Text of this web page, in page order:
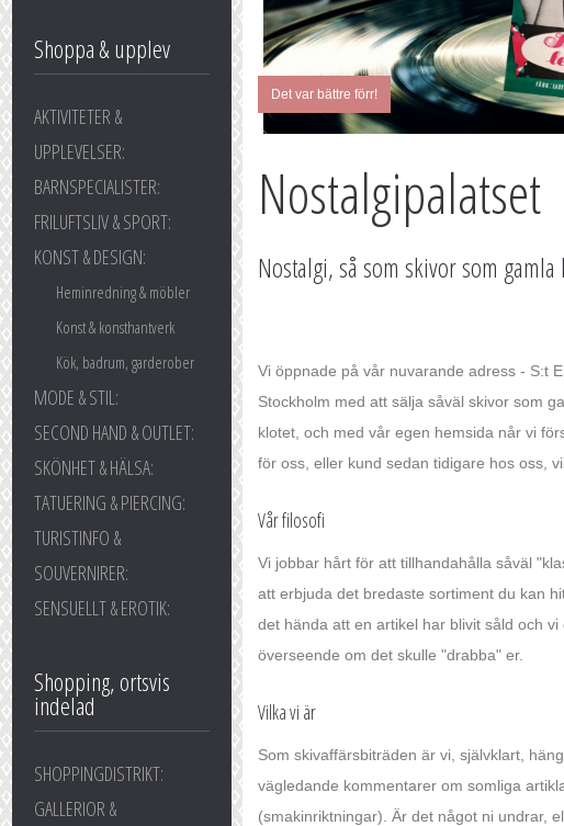
Shoppa & upplev
AKTIVITETER &
UPPLEVELSER:
BARNSPECIALISTER:
FRILUFTSLIV & SPORT:
KONST & DESIGN:
Heminredning & möbler
Konst & konsthantverk
Kök, badrum, garderober
MODE & STIL:
SECOND HAND & OUTLET:
SKÖNHET & HÄLSA:
TATUERING & PIERCING:
TURISTINFO &
SOUVERNIRER:
SENSUELLT & EROTIK:
Shopping, ortsvis
indelad
SHOPPINGDISTRIKT:
GALLERIOR &
Det var bättre förr!
Nostalgipalatset
Nostalgi, så som skivor som
Vi öppnade på vår nuvarande adress - S:t
Stockholm med att sälja såväl skivor som
klotet, och med vår egen hemsida når vi
för oss, eller kund sedan tidigare hos oss,
Vår filosofi
Vi jobbar hårt för att tillhandahålla såväl
att erbjuda det bredaste sortiment du kan
det hända att en artikel har blivit såld och
överseende om det skulle "drabba" er.
Vilka vi är
Som skivaffärsbiträden är vi, självklart,
vägledande kommentarer om somliga
(smakinriktningar). Är det något ni undrar,